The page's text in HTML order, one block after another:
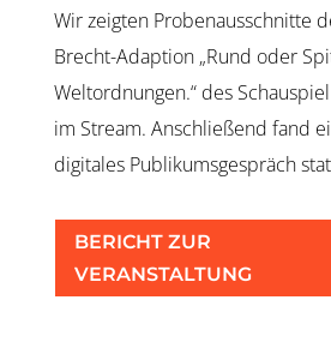
Wir zeigten Probenausschnitte
Brecht-Adaption „Rund oder
Weltordnungen.“ des
im Stream. Anschließend fand
digitales Publikumsgespräch
BERICHT ZUR
VERANSTALTUNG